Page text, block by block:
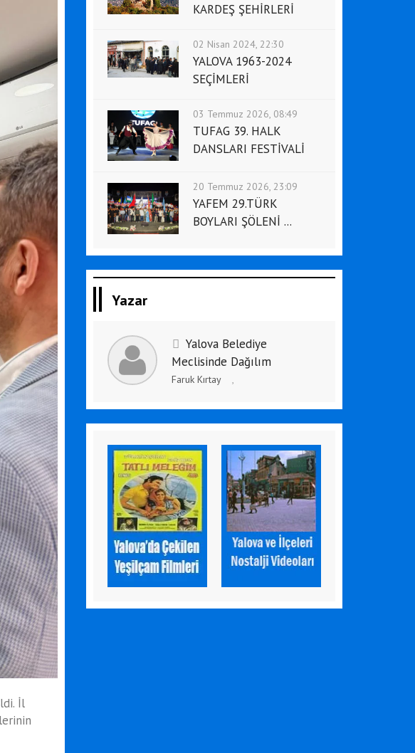
İl
KARDEŞ ŞEHİRLERİ
02 Nisan 2024, 22:30
YALOVA 1963-2024
SEÇİMLERİ
03 Temmuz 2026, 08:49
TUFAG 39. HALK
DANSLARI FESTİVALİ
20 Temmuz 2026, 23:09
YAFEM 29.TÜRK
BOYLARI ŞÖLENİ ...
Yazar
Yalova Belediye
Meclisinde Dağılım
Faruk Kırtay ,